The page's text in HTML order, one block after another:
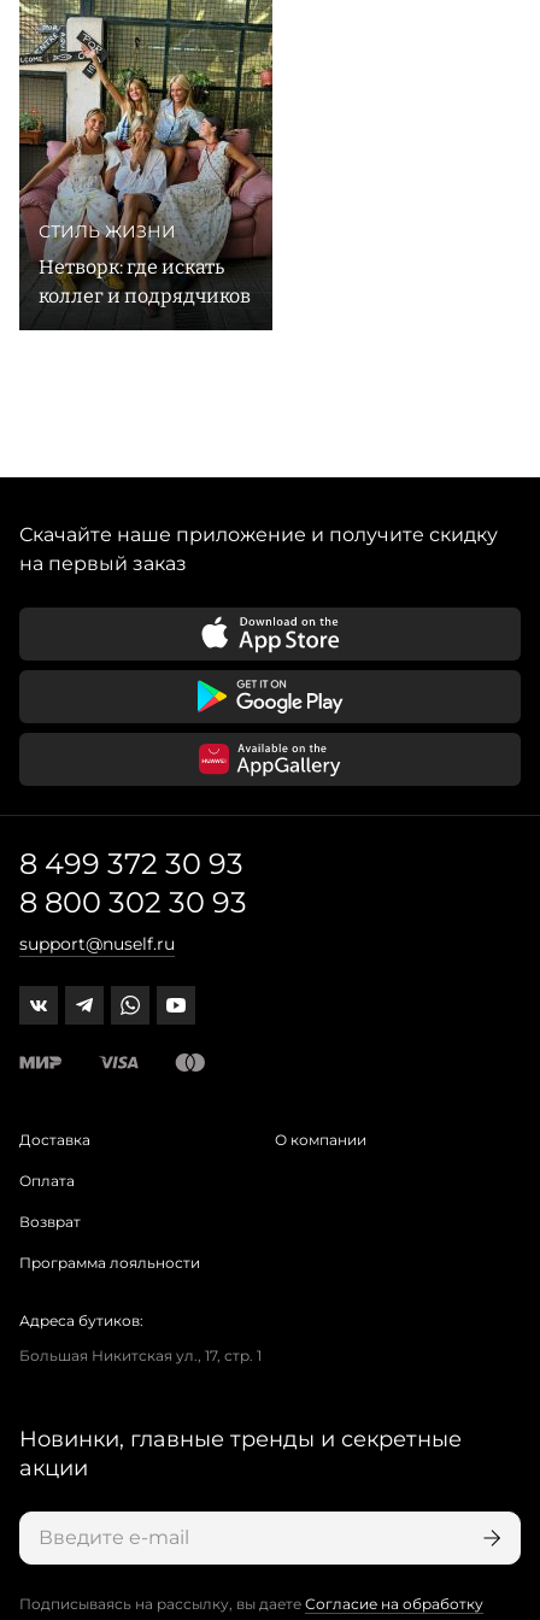
вдохновенному эстетикой ретро, джинсы Re/Done
живут в гардеробе годами, не теряя своей
привлекательности, — ровно как и трикотажные
изделия марки: кардиганы, свитеры, футболки и
СТИЛЬ ЖИЗНИ
Нетворк: где искать
коллег и подрядчиков
Скачайте наше приложение и получите скидку
на первый заказ
8 499 372 30 93
8 800 302 30 93
support@nuself.ru
Доставка
Оплата
Возврат
Программа лояльности
О компании
Адреса бутиков:
Большая Никитская ул., 17, стр. 1
Новинки, главные тренды и секретные
акции
Подписываясь на рассылку, вы даете Согласие на обработку